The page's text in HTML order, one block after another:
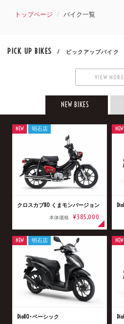
トップページ バイク一覧
PICK UP BIKES / ピックアップバイク
VIEW MORE
NEW BIKES
クロスカブ110 くまモンバージョン
本体価格 ¥385,000
NEW 明石店 NEW
Dio110･ベーシック
NEW 明石店 NEW